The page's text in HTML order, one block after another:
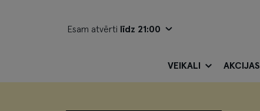
Esam atvērti līdz 21:00
VEIKALI AKCIJAS